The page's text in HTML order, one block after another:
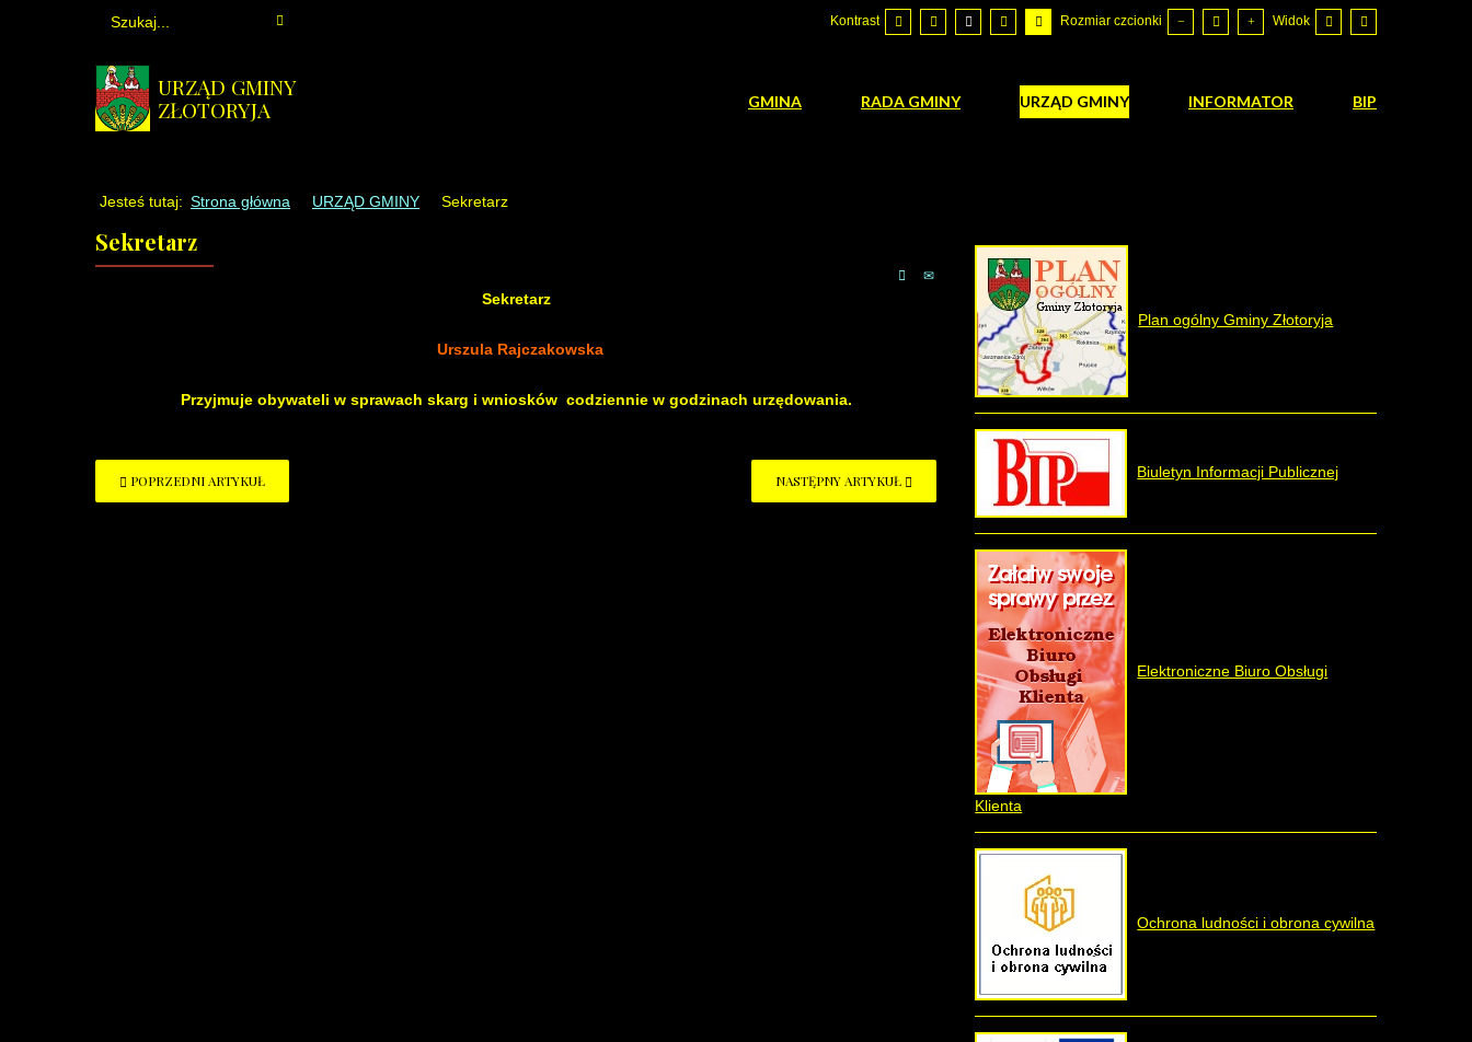
Kontrast Rozmiar czcionki Widok
URZĄD GMINY
ZŁOTORYJA
GMINA RADA GMINY URZĄD GMINY INFORMATOR BIP
Jesteś tutaj: Strona główna URZĄD GMINY Sekretarz
Sekretarz
Sekretarz
Urszula Rajczakowska
Przyjmuje obywateli w sprawach skarg i wniosków codziennie w godzinach urzędowania.
POPRZEDNI ARTYKUŁ NASTĘPNY ARTYKUŁ
Plan ogólny Gminy Złotoryja
Biuletyn Informacji Publicznej
Elektroniczne Biuro Obsługi
Klienta
Ochrona ludności i obrona cywilna